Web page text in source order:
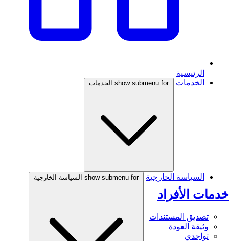
الرئيسية
الخدمات
show submenu for الخدمات
خدمات الأفراد
تصديق المستندات
وثيقة العودة
تواجدي
السياسة الخارجية show submenu for السياسة الخارجية